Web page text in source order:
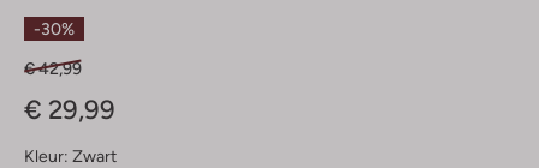
-30%
€ 42,99
€ 29,99
Kleur: Zwart